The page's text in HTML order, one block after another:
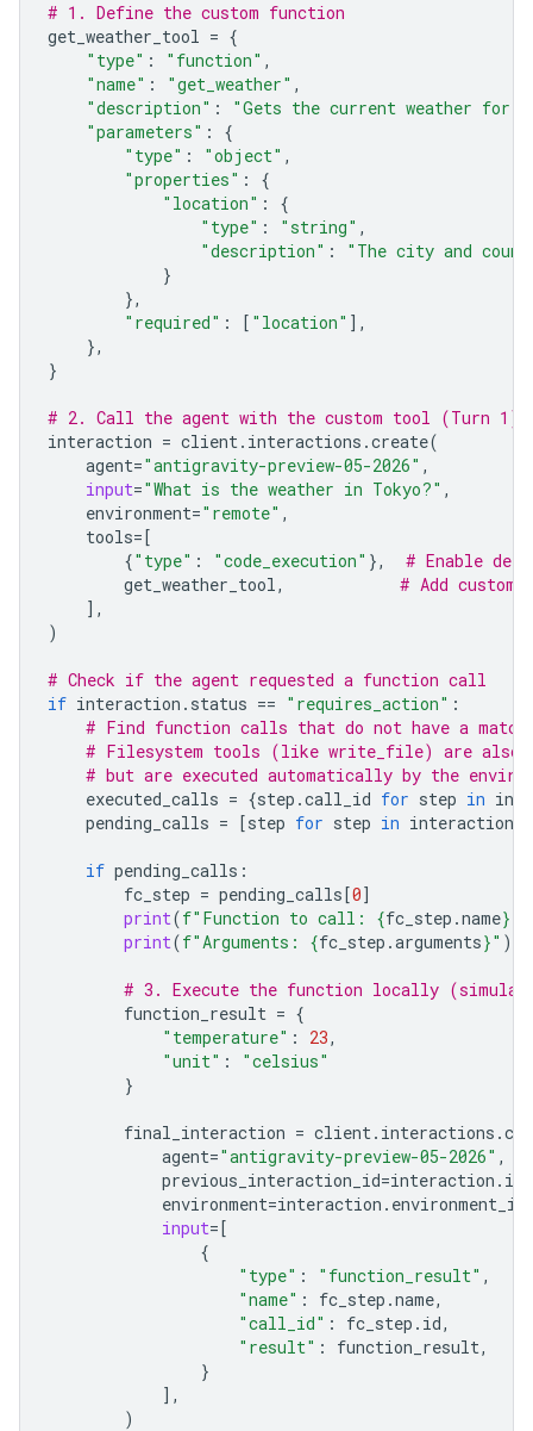
# 1. Define the custom function
get_weather_tool = {
"type" : "function" ,
"name" : "get_weather" ,
"description" :
"Gets the current weather for
"parameters" :
{
"type" : "object" ,
"properties" :
{
"location" :
{
"type" : "string" ,
"description" :
"The city and
}
},
"required" : [ "location" ],
},
}
# 2. Call the agent with the custom tool (Turn 1)
interaction = client. interactions .create(
agent="antigravity-preview-05-2026" ,
input="What is the weather in Tokyo?" ,
environment="remote" ,
tools=[
{"type" : "code_execution" },
# Enable
get_weather_tool,
# Add custom
],
)
# Check if the agent requested a function call
if interaction . status == "requires_action" :
# Find function calls that do not have a
# Filesystem tools (like write_file) are also
# but are executed automatically by the
executed_calls = {step .call_id for step in
pending_calls = [step for step in interaction
if pending_calls :
fc_step = pending_calls[0]
print(f"Function to call: {fc_step .name}
print(f"Arguments: {fc_step .arguments}" )
# 3. Execute the function locally
function_result = {
"temperature" : 23,
"unit" :
"celsius"
}
final_interaction = client. interactions .
agent="antigravity-preview-05-2026" ,
previous_interaction_id=interaction . id
environment=interaction . environment_id
input=[
{
"type" : "function_result" ,
"name" : fc_step .name,
"call_id" : fc_step . id,
"result" : function_result,
}
],
)